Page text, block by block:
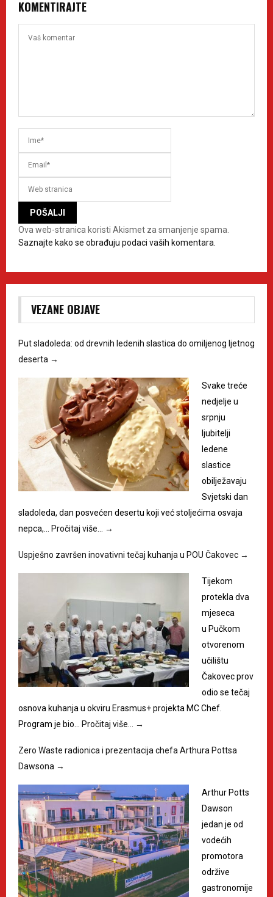
KOMENTIRAJTE
Ova web-stranica koristi Akismet za smanjenje spama.
Saznajte kako se obrađuju podaci vaših komentara.
VEZANE OBJAVE
Put sladoleda: od drevnih ledenih slastica do omiljenog ljetnog
deserta →
Svake treće
nedjelje u
srpnju
ljubitelji
ledene
slastice
obilježavaju
Svjetski dan
sladoleda, dan posvećen desertu koji već stoljećima osvaja
nepca,…
Pročitaj više… →
Uspješno završen inovativni tečaj kuhanja u POU Čakovec →
Tijekom
protekla dva
mjeseca
u Pučkom
otvorenom
učilištu
Čakovec prov
odio se tečaj
osnova kuhanja u okviru Erasmus+ projekta MC Chef.
Program je bio…
Pročitaj više… →
Zero Waste radionica i prezentacija chefa Arthura Pottsa
Dawsona →
Arthur Potts
Dawson
jedan je od
vodećih
promotora
održive
gastronomije